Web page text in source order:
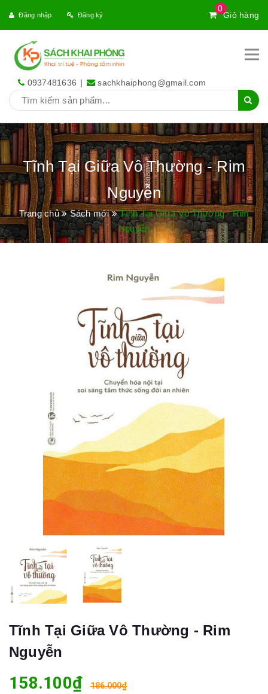
0
Giỏ hàng
Đăng nhập Đăng ký
0937481636 | sachkhaiphong@gmail.com
Tĩnh Tại Giữa Vô Thường - Rim
Nguyễn
Trang chủ Sách mới
Tĩnh Tại Giữa Vô Thường - Rim
Nguyễn
Tĩnh Tại Giữa Vô Thường - Rim
Nguyễn
158.100₫ 186.000₫